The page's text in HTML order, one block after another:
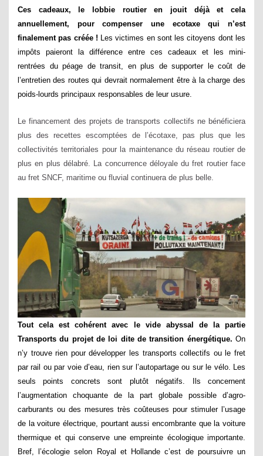
Ces cadeaux, le lobbie routier en jouit déjà et cela
annuellement, pour compenser une ecotaxe qui n’est
finalement pas créée ! Les victimes en sont les citoyens dont les
impôts paieront la différence entre ces cadeaux et les mini-
rentrées du péage de transit, en plus desupporter le coût de
l’entretien des routes qui devrait normalement être à la charge des
poids-lourds principaux responsables de leur usure.
Le financement des projets de transports collectifs ne bénéficiera
plus des recettes escomptées de l’écotaxe, pas plus que les
collectivités territoriales pour la maintenance du réseau routier de
plus en plus délabré. La concurrence déloyale du fret routier face
au fret SNCF, maritime ou fluvial continuera de plus belle.
Tout cela est cohérent avec le vide abyssal de la partie
Transports du projet de loi dite de transition énergétique. On
n’y trouve rien pour développer les transports collectifs ou le fret
par rail ou par voie d’eau, rien sur l’autopartage ou sur le vélo. Les
seuls points concrets sont plutôt négatifs. Ils concernent
l’augmentation choquante de la part globale possible d’agro-
carburants ou des mesures très coûteuses pour stimuler l’usage
de la voiture électrique, pourtant aussi encombrante que la voiture
thermique et qui conserve une empreinte écologique importante.
Bref, l’écologie selon Royal et Hollande c’est de poursuivre un